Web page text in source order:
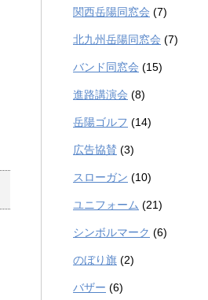
関西岳陽同窓会 (7)
北九州岳陽同窓会 (7)
バンド同窓会 (15)
進路講演会 (8)
岳陽ゴルフ (14)
広告協賛 (3)
スローガン (10)
ユニフォーム (21)
シンボルマーク (6)
のぼり旗 (2)
バザー (6)